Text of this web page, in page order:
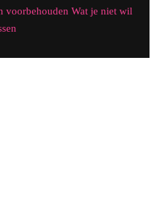
Wat je niet wil